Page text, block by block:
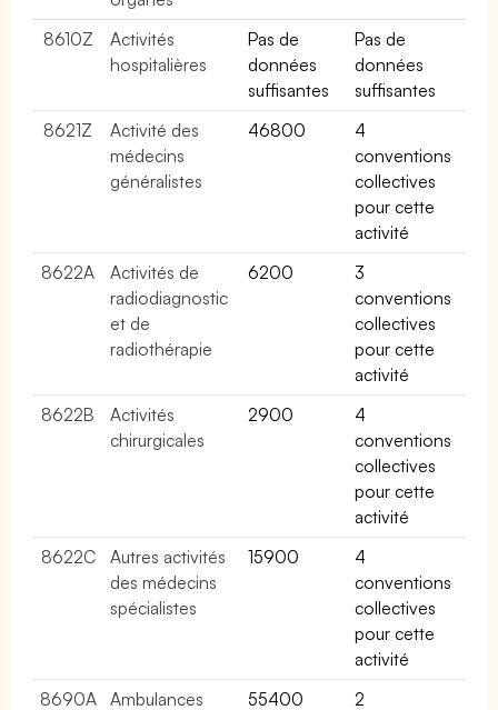
8610Z
Activités
hospitalières
Pas de
données
suffisantes
Pas de
données
suffisantes
8621Z
Activité des
médecins
généralistes
46800
4
conventions
collectives
pour cette
activité
8622A
Activités de
radiodiagnostic
et de
radiothérapie
6200
3
conventions
collectives
pour cette
activité
8622B
Activités
chirurgicales
2900
4
conventions
collectives
pour cette
activité
8622C
Autres activités
des médecins
spécialistes
15900
4
conventions
collectives
pour cette
activité
8690A
Ambulances 55400 2